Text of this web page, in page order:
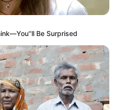
Be Surprised